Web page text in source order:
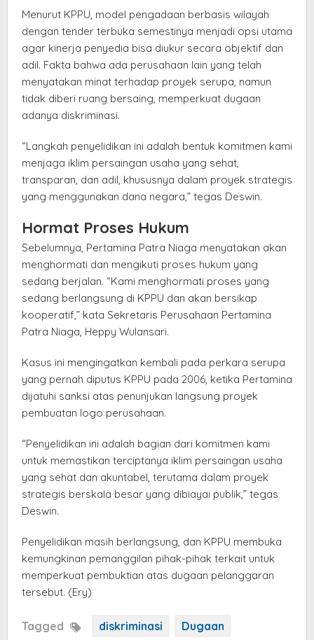
Menurut KPPU, model pengadaan berbasis wilayah
dengan tender terbuka semestinya menjadi opsi utama
agar kinerja penyedia bisa diukur secara objektif dan
adil. Fakta bahwa ada perusahaan lain yang telah
menyatakan minat terhadap proyek serupa, namun
tidak diberi ruang bersaing, memperkuat dugaan
adanya diskriminasi.
“Langkah penyelidikan ini adalah bentuk komitmen kami
menjaga iklim persaingan usaha yang sehat,
transparan, dan adil, khususnya dalam proyek strategis
yang menggunakan dana negara,” tegas Deswin.
Hormat Proses Hukum
Sebelumnya, Pertamina Patra Niaga menyatakan akan
menghormati dan mengikuti proses hukum yang
sedang berjalan. “Kami menghormati proses yang
sedang berlangsung di KPPU dan akan bersikap
kooperatif,” kata Sekretaris Perusahaan Pertamina
Patra Niaga, Heppy Wulansari.
Kasus ini mengingatkan kembali pada perkara serupa
yang pernah diputus KPPU pada 2006, ketika Pertamina
dijatuhi sanksi atas penunjukan langsung proyek
pembuatan logo perusahaan.
“Penyelidikan ini adalah bagian dari komitmen kami
untuk memastikan terciptanya iklim persaingan usaha
yang sehat dan akuntabel, terutama dalam proyek
strategis berskala besar yang dibiayai publik,” tegas
Deswin.
Penyelidikan masih berlangsung, dan KPPU membuka
kemungkinan pemanggilan pihak-pihak terkait untuk
memperkuat pembuktian atas dugaan pelanggaran
tersebut. (Ery)
Tagged diskriminasi Dugaan